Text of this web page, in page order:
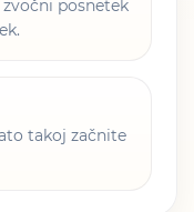
posnetek
takoj začnite